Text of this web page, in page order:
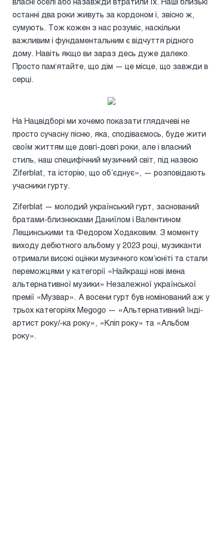
останні два роки живуть за кордоном і, звісно ж,
сумують. Тож кожен з нас розуміє, наскільки
важливим і фундаментальним є відчуття рідного
дому. Навіть якщо ви зараз десь дуже далеко.
Просто пам‘ятайте, що дім — це місце, що завжди в
серці.
На Нацвідборі ми хочемо показати глядачеві не
просто сучасну пісню, яка, сподіваємось, буде жити
своїм життям ще довгі-довгі роки, але і власний
стиль, наш специфічний музичний світ, під назвою
Ziferblat, та історію, що об’єднує», — розповідають
учасники гурту.
Ziferblat — молодий український гурт, заснований
братами-близнюками Даниїлом і Валентином
Лещинськими та Федором Ходаковим. З моменту
виходу дебютного альбому у 2023 році, музиканти
отримали високі оцінки музичного ком’юніті та стали
переможцями у категорії «Найкращі нові імена
альтернативної музики» Незалежної української
премії «Музвар». А восени гурт був номінований аж у
трьох категоріях Megogo — «Альтернативний Інді-
артист року/-ка року», «Кліп року» та «Альбом
року».